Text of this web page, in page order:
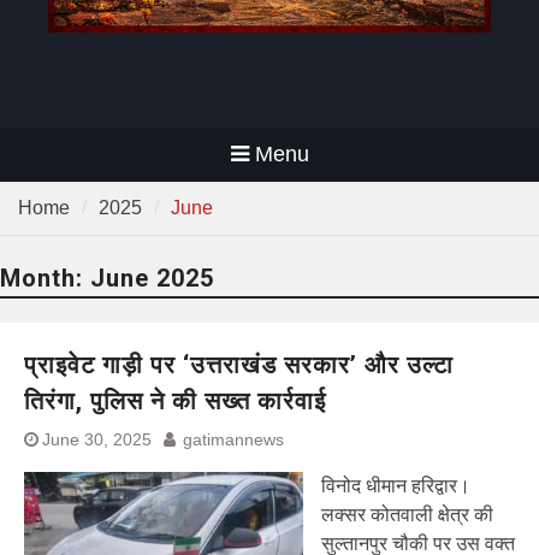
Menu
Home 2025 June
Month: June 2025
प्राइवेट गाड़ी पर ‘उत्तराखंड सरकार’ और उल्टा
तिरंगा, पुलिस ने की सख्त कार्रवाई
June 30, 2025 gatimannews
विनोद धीमान हरिद्वार।
लक्सर कोतवाली क्षेत्र की
सुल्तानपुर चौकी पर उस वक्त